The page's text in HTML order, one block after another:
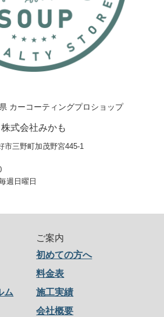
カーコーティングプロショップ
株式会社みかも
市三野町加茂野宮445-1
週日曜日
ム
ご案内
初めての方へ
料金表
施工実績
会社概要